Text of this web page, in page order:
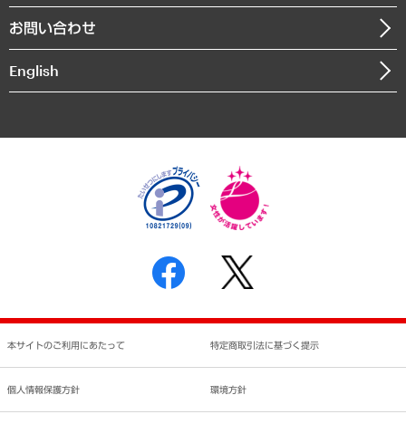
自然資源・農林水産業・食料システム
組織図・本部部室紹介
インドネシア現地法人
個人情報保護方針
反社会的勢力に対する基本方針
書面による個人情報の開示等の請求の手続きについて
お問い合わせ
English
本サイトのご利用にあたって 特定商取引法に基づく提示
個人情報保護方針 環境方針